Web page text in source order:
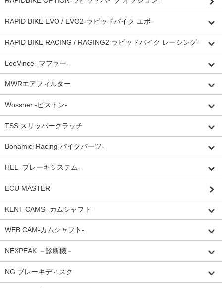
RAPID BIKE EVO / EVO2-ラピッドバイク エボ-
RAPID BIKE RACING / RAGING2-ラピッドバイク レーシング-
LeoVince -マフラー-
MWRエアフィルター
Wossner -ピストン-
TSS スリッパークラッチ
Bonamici Racing-バイクパーツ-
HEL -ブレーキシステム-
ECU MASTER
KENT CAMS -カムシャフト-
WEB CAM-カムシャフト-
NEXPEAK －診断機－
NG ブレーキディスク